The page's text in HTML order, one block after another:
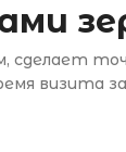
сделает
визита